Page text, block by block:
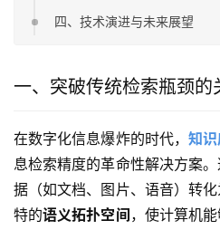
四、技术演进与未来展望
一、突破传统检索瓶颈的
在数字化信息爆炸的时代， 知
息检索精度的革命性解决方案
据（如文档、图片、语音）转
特的语义拓扑空间 ，使计算机